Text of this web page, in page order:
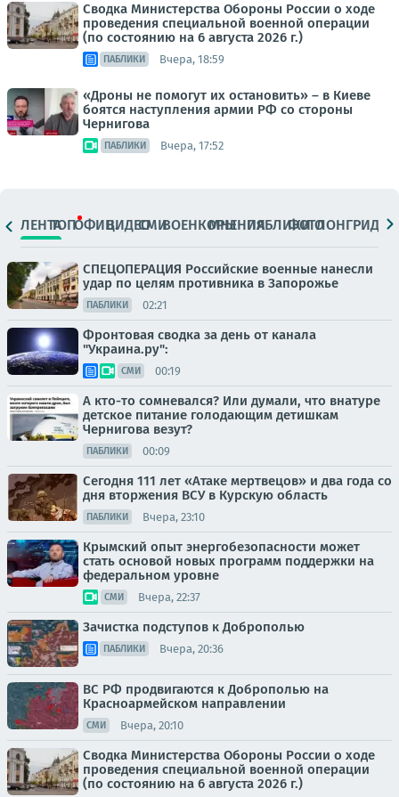
Сводка Министерства Обороны России о ходе
проведения специальной военной операции
(по состоянию на 6 августа 2026 г.)
ПАБЛИКИ Вчера, 18:59
«Дроны не помогут их остановить» – в Киеве
боятся наступления армии РФ со стороны
Чернигова
ПАБЛИКИ Вчера, 17:52
ЛЕНТАТОПОФИЦ.ВИДЕОСМИВОЕНКОРЫМНЕНИЯПАБЛИКИ
ФОТОЛОНГРИДЫ
СПЕЦОПЕРАЦИЯ Российские военные нанесли
удар по целям противника в Запорожье
ПАБЛИКИ 02:21
Фронтовая сводка за день от канала
"Украина.ру":
СМИ 00:19
А кто-то сомневался? Или думали, что внатуре
детское питание голодающим детишкам
Чернигова везут?
ПАБЛИКИ 00:09
Сегодня 111 лет «Атаке мертвецов» и два года со
дня вторжения ВСУ в Курскую область
ПАБЛИКИ Вчера, 23:10
Крымский опыт энергобезопасности может
стать основой новых программ поддержки на
федеральном уровне
СМИ Вчера, 22:37
Зачистка подступов к Доброполью
ПАБЛИКИ Вчера, 20:36
ВС РФ продвигаются к Доброполью на
Красноармейском направлении
СМИ Вчера, 20:10
Сводка Министерства Обороны России о ходе
проведения специальной военной операции
(по состоянию на 6 августа 2026 г.)